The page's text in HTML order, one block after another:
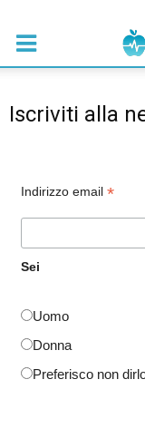
Iscriviti alla
Indirizzo email *
Sei
Uomo
Donna
Preferisco non